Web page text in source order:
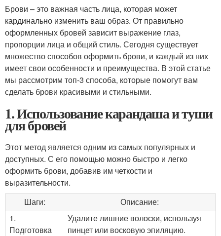
Брови – это важная часть лица, которая может
кардинально изменить ваш образ. От правильно
оформленных бровей зависит выражение глаз,
пропорции лица и общий стиль. Сегодня существует
множество способов оформить брови, и каждый из них
имеет свои особенности и преимущества. В этой статье
мы рассмотрим топ-3 способа, которые помогут вам
сделать брови красивыми и стильными.
1. Использование карандаша и туши
для бровей
Этот метод является одним из самых популярных и
доступных. С его помощью можно быстро и легко
оформить брови, добавив им четкости и
выразительности.
Шаги:
Описание:
1.
Подготовка
Удалите лишние волоски, используя
пинцет или восковую эпиляцию.